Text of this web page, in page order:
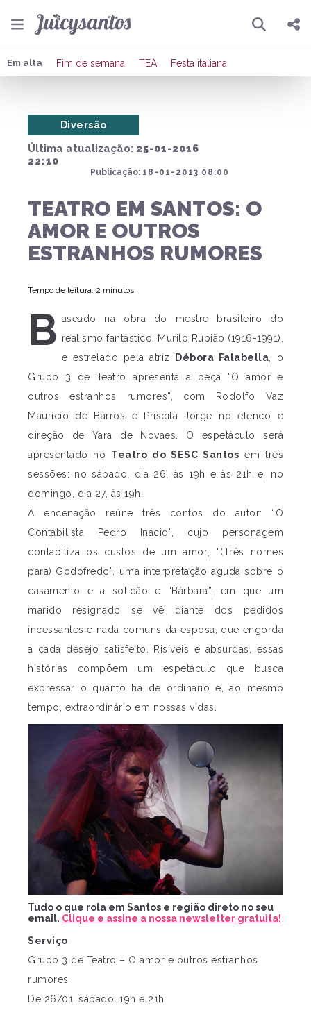
Pesquisar
Compartilhar
Em alta Fim de semana TEA Festa italiana
Última atualização: 25-01-2016
22:10
Publicação: 18-01-2013 08:00
Diversão
TEATRO EM SANTOS: O
AMOR E OUTROS
ESTRANHOS RUMORES
Tempo de leitura: 2 minutos
B aseado na obra do mestre brasileiro do
realismo fantástico, Murilo Rubião (1916-1991),
e estrelado pela atriz
Débora Falabella , o
Grupo 3 de Teatro apresenta a peça “O amor e
outros estranhos rumores”, com Rodolfo Vaz
Maurício de Barros e Priscila Jorge no elenco e
direção de Yara de Novaes. O espetáculo será
apresentado no Teatro do SESC Santos em três
sessões: no sábado, dia 26, às 19h e às 21h e, no
domingo, dia 27, às 19h.
A encenação reúne três contos do autor: “O
Contabilista Pedro Inácio”, cujo personagem
contabiliza os custos de um amor; “(Três nomes
para) Godofredo”, uma interpretação aguda sobre o
casamento e a solidão e “Bárbara”, em que um
marido resignado se vê diante dos pedidos
incessantes e nada comuns da esposa, que engorda
a cada desejo satisfeito. Risíveis e absurdas, essas
histórias compõem um espetáculo que busca
expressar o quanto há de ordinário e, ao mesmo
tempo, extraordinário em nossas vidas.
Tudo o que rola em Santos e região direto no seu
email. Clique e assine a nossa newsletter gratuita!
Serviço
Grupo 3 de Teatro – O amor e outros estranhos
rumores
De 26/01, sábado, 19h e 21h